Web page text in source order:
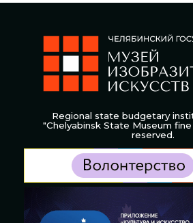
Regional state budgetary
"Chelyabinsk State Museum
reserved.